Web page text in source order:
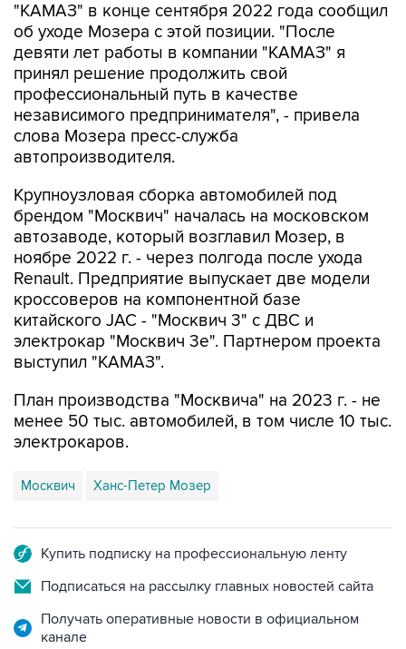
"КАМАЗ" в конце сентября 2022 года сообщил
об уходе Мозера с этой позиции. "После
девяти лет работы в компании "КАМАЗ" я
принял решение продолжить свой
профессиональный путь в качестве
независимого предпринимателя", - привела
слова Мозера пресс-служба
автопроизводителя.
Крупноузловая сборка автомобилей под
брендом "Москвич" началась на московском
автозаводе, который возглавил Мозер, в
ноябре 2022 г. - через полгода после ухода
Renault. Предприятие выпускает две модели
кроссоверов на компонентной базе
китайского JAC - "Москвич 3" с ДВС и
электрокар "Москвич 3е". Партнером проекта
выступил "КАМАЗ".
План производства "Москвича" на 2023 г. - не
менее 50 тыс. автомобилей, в том числе 10 тыс.
электрокаров.
Москвич Ханс-Петер Мозер
Купить подписку на профессиональную ленту
Подписаться на рассылку главных новостей сайта
Получать оперативные новости в официальном
канале